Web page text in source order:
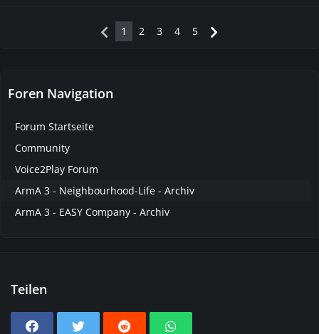
1 2 3 4 5
Foren Navigation
Forum Startseite
Community
Voice2Play Forum
ArmA 3 - Neighbourhood-Life - Archiv
ArmA 3 - EASY Company - Archiv
Teilen